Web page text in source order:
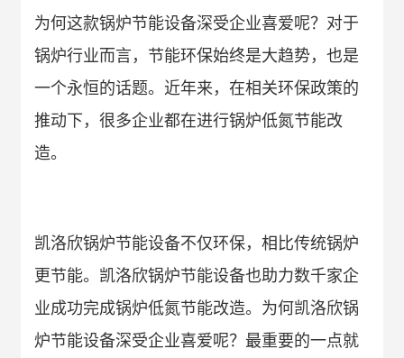
为何这款锅炉节能设备深受企业喜爱呢？对于
锅炉行业而言，节能环保始终是大趋势，也是
一个永恒的话题。近年来，在相关环保政策的
推动下，很多企业都在进行锅炉低氮节能改
造。
凯洛欣锅炉节能设备不仅环保，相比传统锅炉
更节能。凯洛欣锅炉节能设备也助力数千家企
业成功完成锅炉低氮节能改造。为何凯洛欣锅
炉节能设备深受企业喜爱呢？最重要的一点就